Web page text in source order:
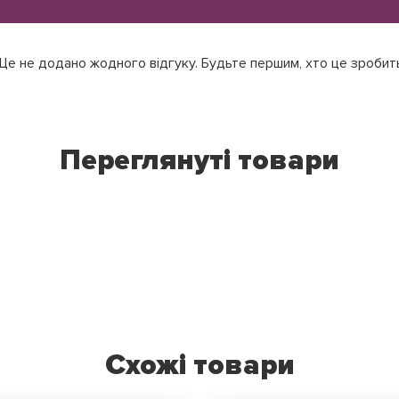
не додано жодного відгуку. Будьте першим, хто це
Переглянуті товари
Схожі товари